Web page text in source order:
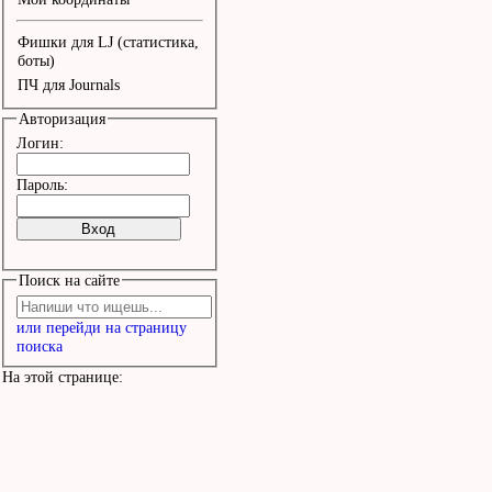
...На башнях горят
И,значит,ещё нас
Твоя любовь,Москва...
Летим над лентою реки,
Над маревом седым,
И,как всегда,твои духи
Напоминают дым...
Гремит восторженный
И ждать уже невмочь...
Фишки для LJ (статистика,
боты)
ПЧ для Journals
Авторизация
Логин:
Пароль:
Поиск на сайте
или перейди на страницу
поиска
На этой странице: